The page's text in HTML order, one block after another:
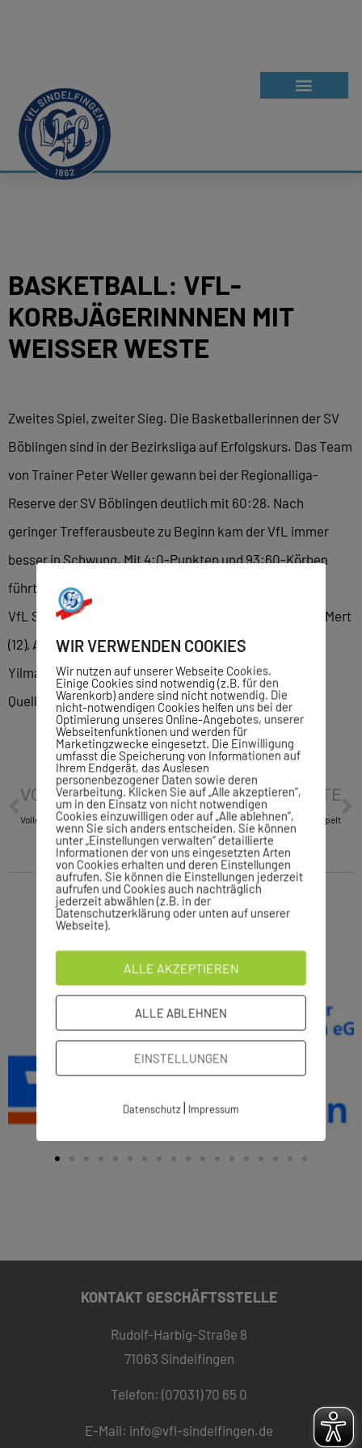
BASKETBALL: VFL-
KORBJÄGERINNNEN MIT
WEISSER WESTE
Zweites Spiel, zweiter Sieg. Die Basketballerinnen der SV
Böblingen sind in der Bezirksliga auf Erfolgskurs. Das Team
von Trainer Peter Weller gewann bei der Regionalliga-
Reserve der SV Böblingen deutlich mit 60:28. Nach
geringer Trefferausbeute zu Beginn kam der VfL immer
besser in Schwung. Mit 4:0-Punkten und 93:60-Körben
führt der VfL die Tabelle an.
VfL Sindelfingen: Askay, El Sayed (16 Punkte), Huss (6), Mert
(12), A.Mutlu (6), D. Mutlu (2) Schenk (4), Türk (12), Nurten
Yilmaz (2). – pw –
Quelle: SZ-BZ Online
VORHERIGE
Volleyball: Dritter Erfolg im dritten Spiel
NÄCHSTE
Badminton: VfL I und II siegen doppelt
KONTAKT GESCHÄFTSSTELLE
Rudolf-Harbig-Straße 8
71063 Sindelfingen
Telefon: (07031) 70 65 0
E-Mail: info@vfl-sindelfingen.de
WIR VERWENDEN COOKIES
Wir nutzen auf unserer Webseite Cookies.
Einige Cookies sind notwendig (z.B. für den
Warenkorb) andere sind nicht notwendig. Die
nicht-notwendigen Cookies helfen uns bei der
Optimierung unseres Online-Angebotes, unserer
Webseitenfunktionen und werden für
Marketingzwecke eingesetzt. Die Einwilligung
umfasst die Speicherung von Informationen auf
Ihrem Endgerät, das Auslesen
personenbezogener Daten sowie deren
Verarbeitung. Klicken Sie auf „Alle akzeptieren“,
um in den Einsatz von nicht notwendigen
Cookies einzuwilligen oder auf „Alle ablehnen“,
wenn Sie sich anders entscheiden. Sie können
unter „Einstellungen verwalten“ detaillierte
Informationen der von uns eingesetzten Arten
von Cookies erhalten und deren Einstellungen
aufrufen. Sie können die Einstellungen jederzeit
aufrufen und Cookies auch nachträglich
jederzeit abwählen (z.B. in der
Datenschutzerklärung oder unten auf unserer
Webseite).
ALLE AKZEPTIEREN
ALLE ABLEHNEN
EINSTELLUNGEN
Datenschutz| Impressum